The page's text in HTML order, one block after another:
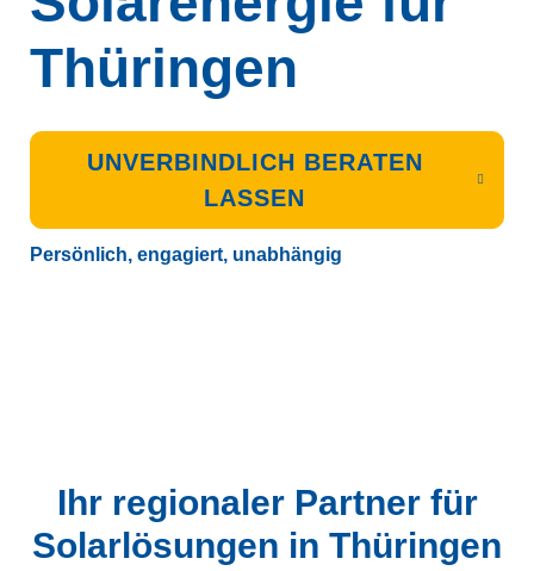
Thüringen
UNVERBINDLICH BERATEN
LASSEN
Persönlich, engagiert, unabhängig
Ihr regionaler Partner für
Solarlösungen in Thüringen